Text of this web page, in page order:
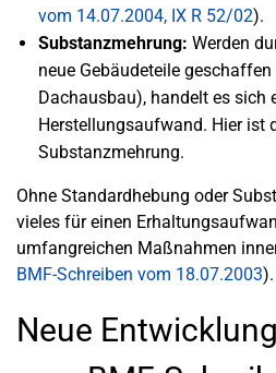
vom 14.07.2004, IX R 52/02).
Substanzmehrung: Werden
neue Gebäudeteile geschaffen
Dachausbau), handelt es sich
Herstellungsaufwand. Hier ist
Substanzmehrung.
Ohne Standardhebung oder
vieles für einen
umfangreichen Maßnahmen
BMF-Schreiben vom 18.07.2003).
Neue